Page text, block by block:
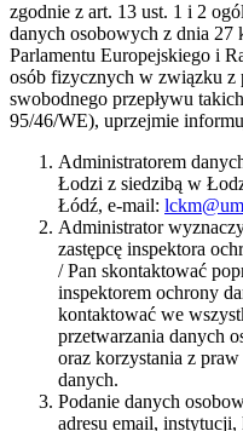
zgodnie z art. 13 ust. 1 i 2
danych osobowych z dnia 27
Parlamentu Europejskiego i
osób fizycznych w związku z
swobodnego przepływu
95/46/WE), uprzejmie
Administratorem
Łodzi z siedzibą w
Łódź, e-mail:
Administrator
zastępcę inspektora
/ Pan skontaktować
inspektorem ochrony
kontaktować we
przetwarzania danych
oraz korzystania z
danych.
Podanie danych
adresu email, instytucji,